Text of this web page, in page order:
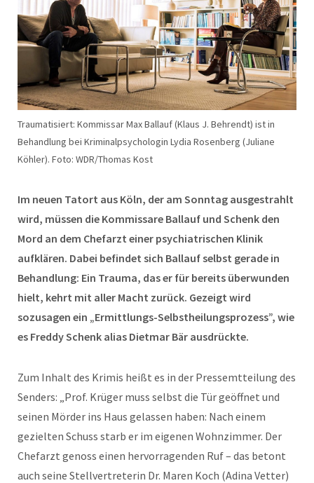
Traumatisiert: Kommissar Max Ballauf (Klaus J. Behrendt) ist in
Behandlung bei Kriminalpsychologin Lydia Rosenberg (Juliane
Köhler). Foto: WDR/Thomas Kost
Im neuen Tatort aus Köln, der am Sonntag ausgestrahlt
wird, müssen die Kommissare Ballauf und Schenk den
Mord an dem Chefarzt einer psychiatrischen Klinik
aufklären. Dabei befindet sich Ballauf selbst gerade in
Behandlung: Ein Trauma, das er für bereits überwunden
hielt, kehrt mit aller Macht zurück. Gezeigt wird
sozusagen ein „Ermittlungs-Selbstheilungsprozess”, wie
es Freddy Schenk alias Dietmar Bär ausdrückte.
Zum Inhalt des Krimis heißt es in der Pressemtteilung des
Senders: „Prof. Krüger muss selbst die Tür geöffnet und
seinen Mörder ins Haus gelassen haben: Nach einem
gezielten Schuss starb er im eigenen Wohnzimmer. Der
Chefarzt genoss einen hervorragenden Ruf – das betont
auch seine Stellvertreterin Dr. Maren Koch (Adina Vetter)